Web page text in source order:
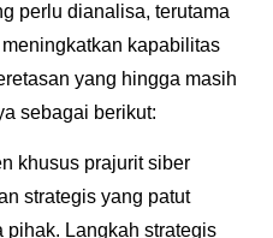
perlu dianalisa, terutama
kapabilitas
yang hingga masih
sebagai berikut:
khusus prajurit siber
strategis yang patut
Langkah strategis